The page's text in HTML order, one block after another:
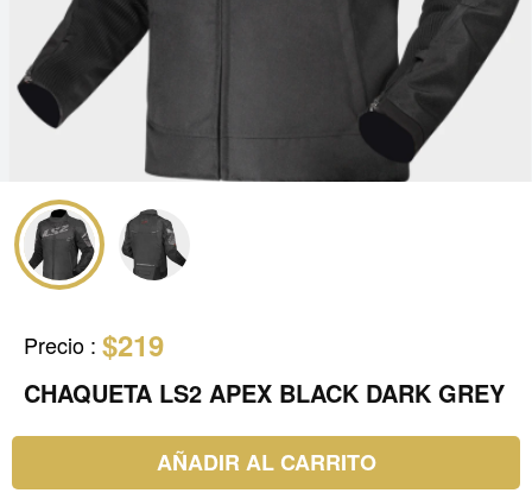
Precio : $219
CHAQUETA LS2 APEX BLACK DARK GREY
AÑADIR AL CARRITO